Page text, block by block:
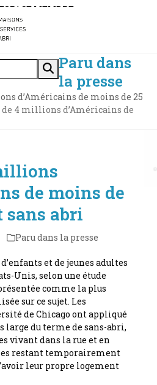
MEMBRE
Paru dans
la presse
d’Américains de moins de 25
de 4 millions d’Américains de
de moins de
sans abri
Paru dans la presse
et de jeunes adultes
Unis, selon une étude
comme la plus
sur ce sujet. Les
de Chicago ont appliqué
large du terme de sans-abri,
vivant dans la rue et en
restant temporairement
leur propre logement